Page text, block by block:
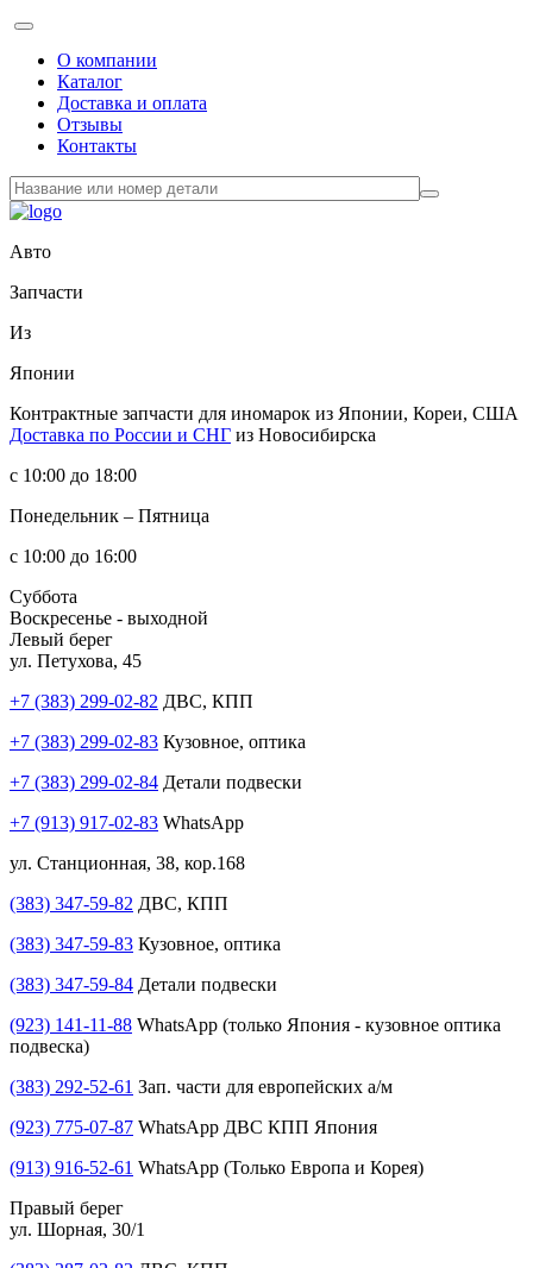
О компании
Каталог
Доставка и оплата
Отзывы
Контакты
Авто
Запчасти
Из
Японии
Контрактные запчасти для иномарок из Японии, Кореи, США
Доставка по России и СНГ из Новосибирска
с 10:00 до 18:00
Понедельник – Пятница
с 10:00 до 16:00
Суббота
Воскресенье - выходной
Левый берег
ул. Петухова, 45
+7 (383) 299-02-82 ДВС, КПП
+7 (383) 299-02-83 Кузовное, оптика
+7 (383) 299-02-84 Детали подвески
+7 (913) 917-02-83 WhatsApp
ул. Станционная, 38, кор.168
(383) 347-59-82 ДВС, КПП
(383) 347-59-83 Кузовное, оптика
(383) 347-59-84 Детали подвески
(923) 141-11-88 WhatsApp (только Япония - кузовное оптика
подвеска)
(383) 292-52-61 Зап. части для европейских а/м
(923) 775-07-87 WhatsApp ДВС КПП Япония
(913) 916-52-61 WhatsApp (Только Европа и Корея)
Правый берег
ул. Шорная, 30/1